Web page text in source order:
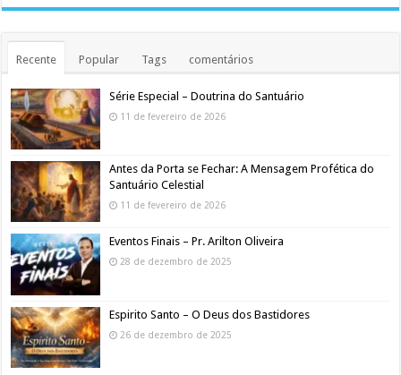
Recente Popular Tags comentários
Série Especial – Doutrina do Santuário
11 de fevereiro de 2026
Antes da Porta se Fechar: A Mensagem Profética do
Santuário Celestial
11 de fevereiro de 2026
Eventos Finais – Pr. Arilton Oliveira
28 de dezembro de 2025
Espirito Santo – O Deus dos Bastidores
26 de dezembro de 2025